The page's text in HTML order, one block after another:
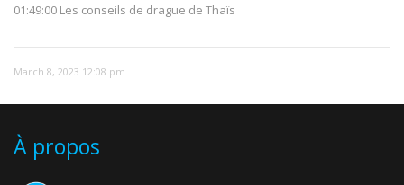
01:49:00 Les conseils de drague de Thaïs
March 8, 2023 12:08 pm
À propos